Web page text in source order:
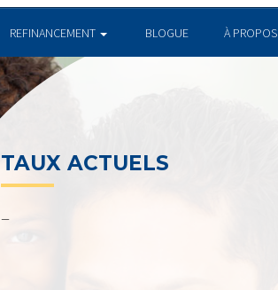
REFINANCEMENT BLOGUE À PROPOS
TAUX ACTUELS
–